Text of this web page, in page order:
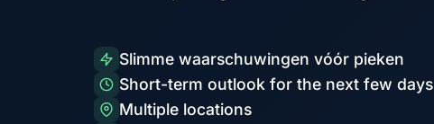
Slimme waarschuwingen vóór pieken
Short-term outlook for the next few days
Multiple locations